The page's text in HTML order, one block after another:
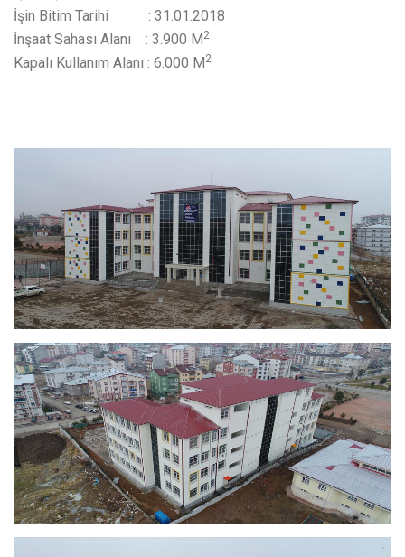
İşin Bitim Tarihi : 31.01.2018
İnşaat Sahası Alanı : 3.900 M2
Kapalı Kullanım Alanı : 6.000 M2